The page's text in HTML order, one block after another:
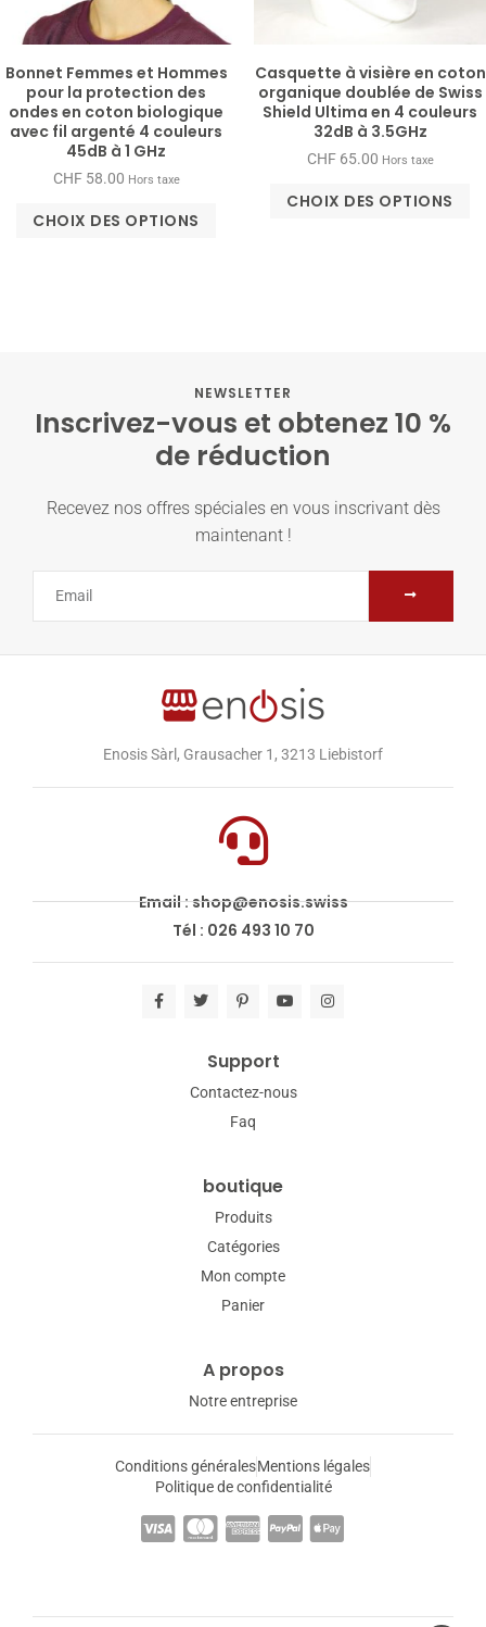
Bonnet Femmes et Hommes
pour la protection des
ondes en coton biologique
avec fil argenté 4 couleurs
45dB à 1 GHz
CHF58.00 Hors taxe
CHOIX DES OPTIONS
Casquette à visière en coton
organique doublée de Swiss
Shield Ultima en 4 couleurs
32dB à 3.5GHz
CHF65.00 Hors taxe
CHOIX DES OPTIONS
NEWSLETTER
Inscrivez-vous et obtenez 10 %
de réduction
Recevez nos offres spéciales en vous inscrivant dès
maintenant !
Enosis Sàrl, Grausacher 1, 3213 Liebistorf
Email : shop@enosis.swiss
Tél : 026 493 10 70
Support
Contactez-nous
Faq
boutique
Produits
Catégories
Mon compte
Panier
A propos
Notre entreprise
Conditions généralesMentions légales
Politique de confidentialité